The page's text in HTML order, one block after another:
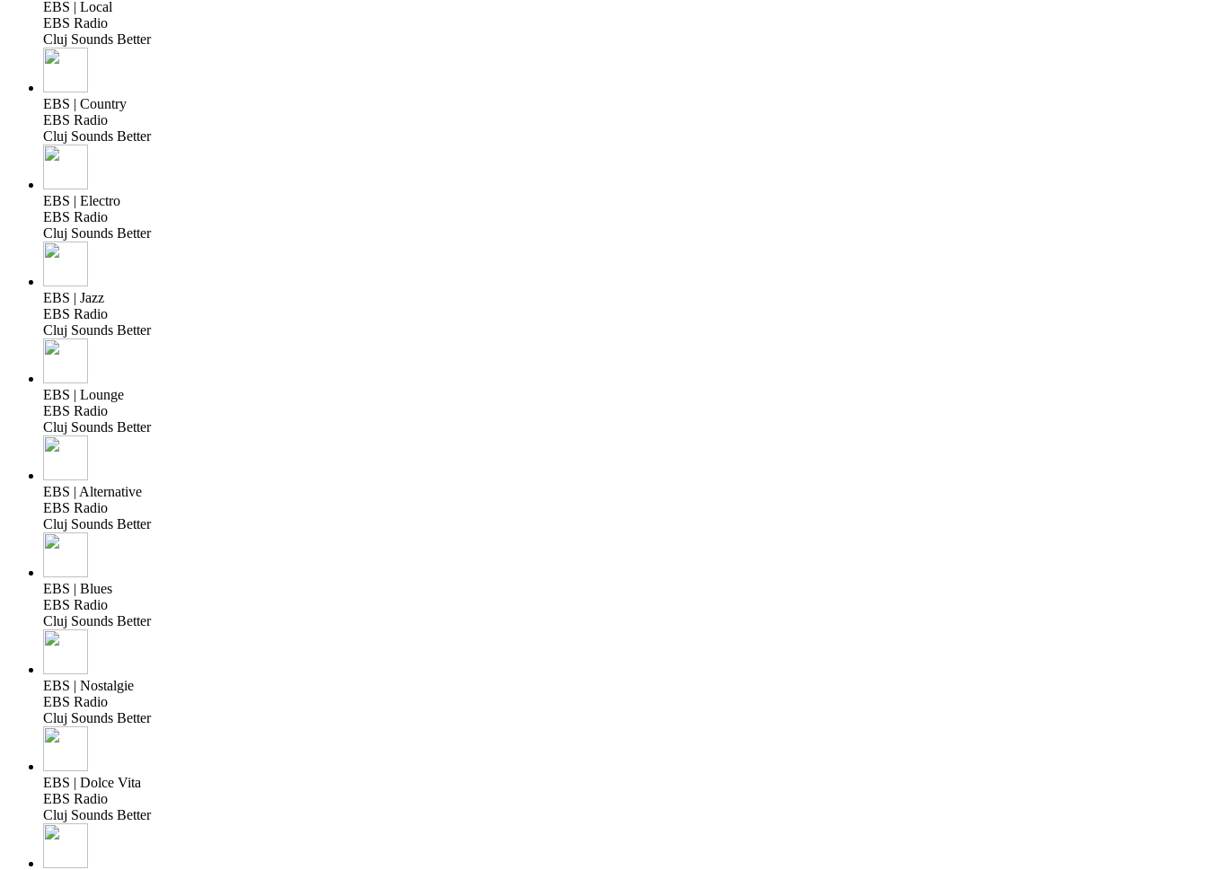
EBS | Local
EBS Radio
Cluj Sounds Better
EBS | Country
EBS Radio
Cluj Sounds Better
EBS | Electro
EBS Radio
Cluj Sounds Better
EBS | Jazz
EBS Radio
Cluj Sounds Better
EBS | Lounge
EBS Radio
Cluj Sounds Better
EBS | Alternative
EBS Radio
Cluj Sounds Better
EBS | Blues
EBS Radio
Cluj Sounds Better
EBS | Nostalgie
EBS Radio
Cluj Sounds Better
EBS | Dolce Vita
EBS Radio
Cluj Sounds Better